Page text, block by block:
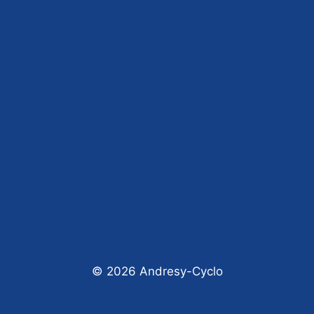
© 2026 Andresy-Cyclo